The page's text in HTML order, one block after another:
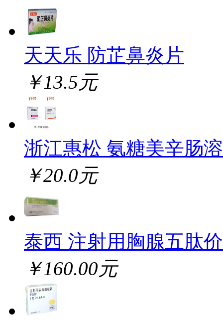
天天乐 防芷鼻炎片
￥13.5元
浙江惠松 氨糖美辛肠
￥20.0元
泰西 注射用胸腺五肽
￥160.00元